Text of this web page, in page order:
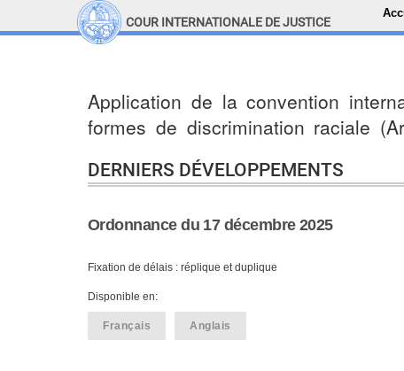
COUR INTERNATIONALE DE JUSTICE
Application de la convention
formes de discrimination raciale
DERNIERS DÉVELOPPEMENTS
Ordonnance du 17 décembre 2025
Fixation de délais : réplique et duplique
Disponible en:
Français Anglais
Top Menu